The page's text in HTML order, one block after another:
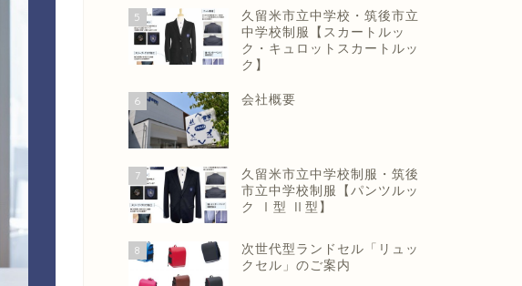
5
久留米市立中学校・筑後市立
中学校制服【スカートルッ
ク・キュロットスカートルッ
ク】
6 会社概要
7
久留米市立中学校制服・筑後
市立中学校制服【パンツルッ
ク Ⅰ型 Ⅱ型】
8
次世代型ランドセル「リュッ
クセル」のご案内